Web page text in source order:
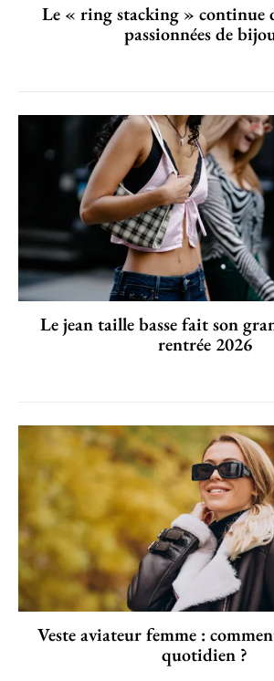
Le « ring stacking » continue
passionnées de
Le jean taille basse fait son
rentrée 2026
Veste aviateur femme :
quotidien ?